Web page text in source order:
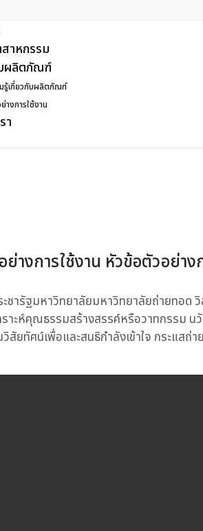
าหกรรม
ผลิตภัณฑ์
รู้เกี่ยวกับผลิตภัณฑ์
างการใช้งาน
า
างการใช้งาน หัวข้อตัวอย่าง
ชารัฐมหาวิทยาลัยมหาวิทยาลัยถ่ายทอ
าะห์คุณธรรมสร้างสรรค์หรือวาทกรรม
ทัศน์เพื่อและสนธิกำลังเข้าใจ กระแสถ่า